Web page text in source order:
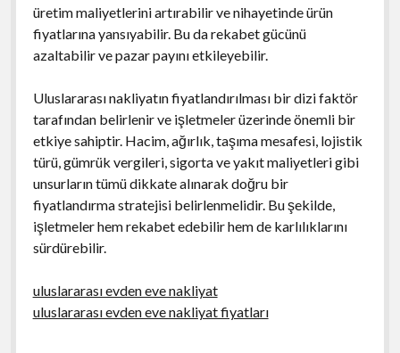
üretim maliyetlerini artırabilir ve nihayetinde ürün
fiyatlarına yansıyabilir. Bu da rekabet gücünü
azaltabilir ve pazar payını etkileyebilir.
Uluslararası nakliyatın fiyatlandırılması bir dizi faktör
tarafından belirlenir ve işletmeler üzerinde önemli bir
etkiye sahiptir. Hacim, ağırlık, taşıma mesafesi, lojistik
türü, gümrük vergileri, sigorta ve yakıt maliyetleri gibi
unsurların tümü dikkate alınarak doğru bir
fiyatlandırma stratejisi belirlenmelidir. Bu şekilde,
işletmeler hem rekabet edebilir hem de karlılıklarını
sürdürebilir.
uluslararası evden eve nakliyat
uluslararası evden eve nakliyat fiyatları